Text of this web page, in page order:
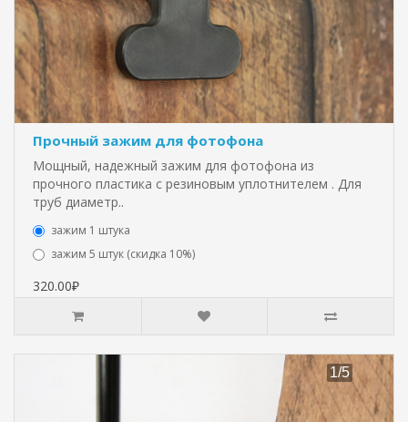
Прочный зажим для фотофона
Мощный, надежный зажим для фотофона из
прочного пластика с резиновым уплотнителем . Для
труб диаметр..
зажим 1 штука
зажим 5 штук (скидка 10%)
320.00₽